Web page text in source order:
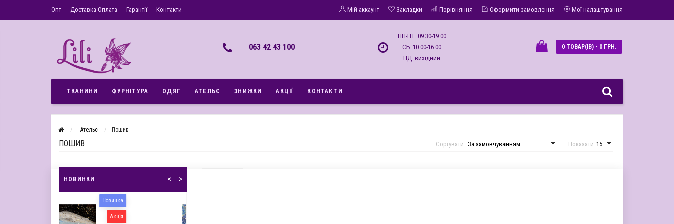
Опт Доставка Оплата Гарантії Контакти Мій аккаунт Закладки Порівняння Оформити замовлення Мої налаштування
063 42 43 100
ПН-ПТ: 09:30-19:00
СБ: 10:00-16:00
НД: вихідний
0 ТОВАР(ІВ) - 0 ГРН.
ТКАНИНИ ФУРНІТУРА ОДЯГ АТЕЛЬЄ ЗНИЖКИ АКЦІЇ КОНТАКТИ
Ательє Пошив
ПОШИВ Показати
Сортувати:
НОВИНКИ < >